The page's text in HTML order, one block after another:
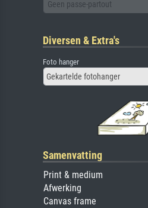
Geen passe-partout
Diversen & Extra's
Foto hanger
Gekartelde fotohanger
Samenvatting
Print & medium
Afwerking
Canvas frame